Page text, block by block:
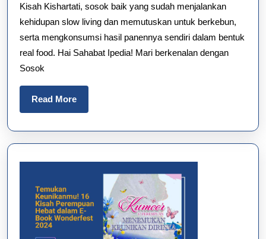
Lebih
Sadar
dan
Sehat
Kisah Kishartati, sosok baik yang sudah menjalankan
kehidupan slow living dan memutuskan untuk berkebun,
serta mengkonsumsi hasil panennya sendiri dalam bentuk
real food. Hai Sahabat Ipedia! Mari berkenalan dengan
Sosok
Read MoreRead
More